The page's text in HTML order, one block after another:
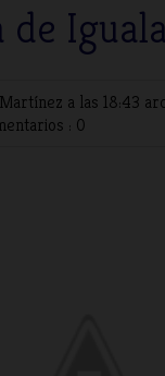
Iguala
a las 18:43
: 0